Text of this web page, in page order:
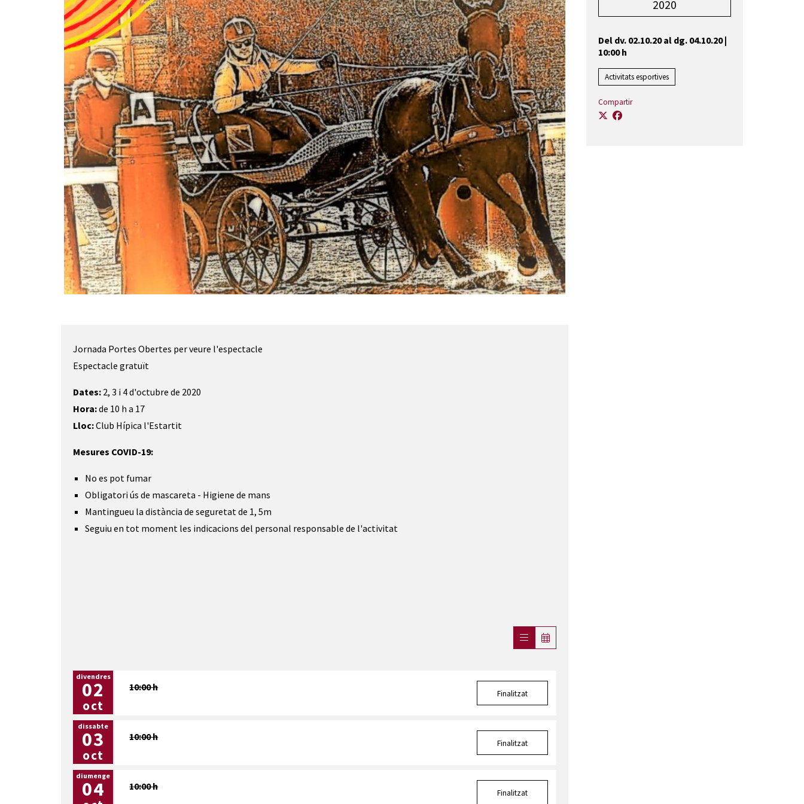
Jornada Portes Obertes per veure l'espectacle
Espectacle gratuït
Dates: 2, 3 i 4 d'octubre de 2020
Hora:de 10 h a 17
Lloc:Club Hípica l'Estartit
Mesures COVID-19:
No es pot fumar
Obligatori ús de mascareta - Higiene de mans
Mantingueu la distància de seguretat de 1, 5m
Seguiu en tot moment les indicacions del personal responsable de l'activitat
divendres
02
oct
10:00 h
Finalitzat
dissabte
03
oct
10:00 h
Finalitzat
diumenge
04 10:00 h
Finalitzat
2020
Del dv. 02.10.20al dg. 04.10.20|
10:00 h
Activitats esportives
Compartir